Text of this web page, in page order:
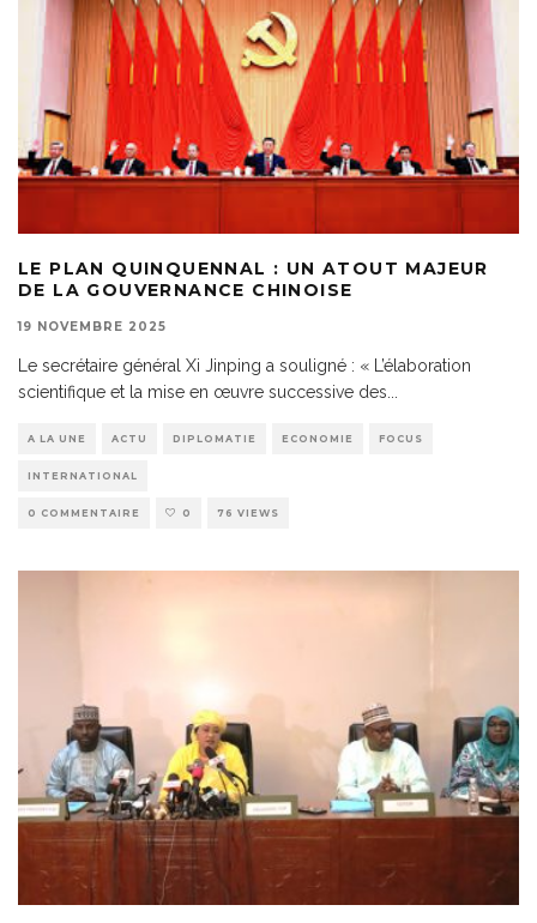
LE PLAN QUINQUENNAL : UN ATOUT MAJEUR
DE LA GOUVERNANCE CHINOISE
19 NOVEMBRE 2025
Le secrétaire général Xi Jinping a souligné : « L’élaboration
scientifique et la mise en œuvre successive des
A LA UNE ACTU DIPLOMATIE ECONOMIE FOCUS
INTERNATIONAL
0 COMMENTAIRE 0 76 VIEWS